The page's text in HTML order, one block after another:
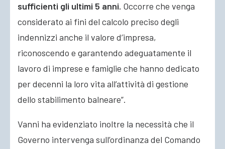
sufficienti gli ultimi 5 anni. Occorre che venga
considerato ai fini del calcolo preciso degli
indennizzi anche il valore d’impresa,
riconoscendo e garantendo adeguatamente il
lavoro di imprese e famiglie che hanno dedicato
per decenni la loro vita all’attività di gestione
dello stabilimento balneare”.
Vanni ha evidenziato inoltre la necessità che il
Governo intervenga sull’ordinanza del Comando